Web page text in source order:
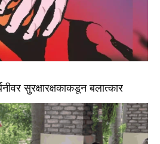
सुरक्षारक्षकाकडून बलात्कार